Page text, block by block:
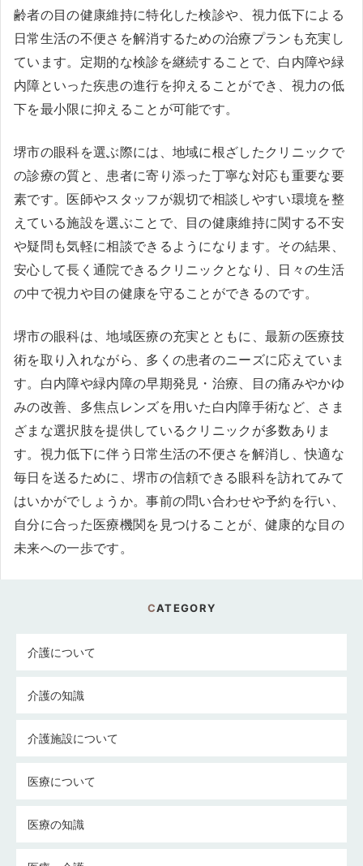
齢者の目の健康維持に特化した検診や、視力低下による
日常生活の不便さを解消するための治療プランも充実し
ています。定期的な検診を継続することで、白内障や緑
内障といった疾患の進行を抑えることができ、視力の低
下を最小限に抑えることが可能です。
堺市の眼科を選ぶ際には、地域に根ざしたクリニックで
の診療の質と、患者に寄り添った丁寧な対応も重要な要
素です。医師やスタッフが親切で相談しやすい環境を整
えている施設を選ぶことで、目の健康維持に関する不安
や疑問も気軽に相談できるようになります。その結果、
安心して長く通院できるクリニックとなり、日々の生活
の中で視力や目の健康を守ることができるのです。
堺市の眼科は、地域医療の充実とともに、最新の医療技
術を取り入れながら、多くの患者のニーズに応えていま
す。白内障や緑内障の早期発見・治療、目の痛みやかゆ
みの改善、多焦点レンズを用いた白内障手術など、さま
ざまな選択肢を提供しているクリニックが多数ありま
す。視力低下に伴う日常生活の不便さを解消し、快適な
毎日を送るために、堺市の信頼できる眼科を訪れてみて
はいかがでしょうか。事前の問い合わせや予約を行い、
自分に合った医療機関を見つけることが、健康的な目の
未来への一歩です。
CATEGORY
介護について
介護の知識
介護施設について
医療について
医療の知識